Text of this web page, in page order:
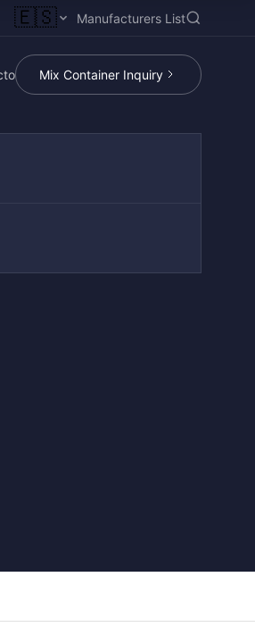
🇪🇸 Manufacturers List
Mix Container Inquiry